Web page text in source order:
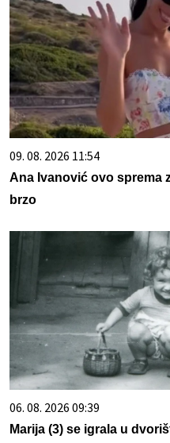
09. 08. 2026 11:54
Ana Ivanović ovo sprema
brzo
06. 08. 2026 09:39
Marija (3) se igrala u